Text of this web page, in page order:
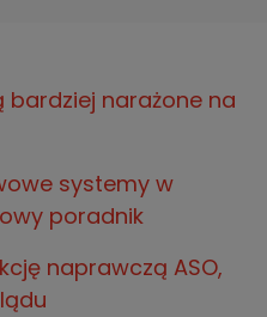
bardziej narażone na
systemy w
poradnik
naprawczą ASO,